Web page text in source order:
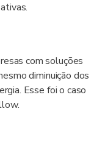
com soluções
diminuição dos
Esse foi o caso